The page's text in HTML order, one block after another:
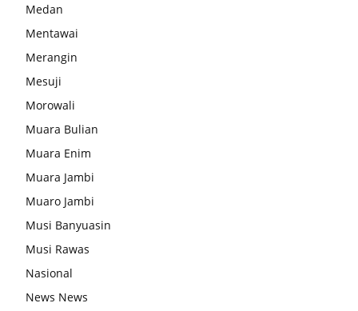
Medan
Mentawai
Merangin
Mesuji
Morowali
Muara Bulian
Muara Enim
Muara Jambi
Muaro Jambi
Musi Banyuasin
Musi Rawas
Nasional
News News